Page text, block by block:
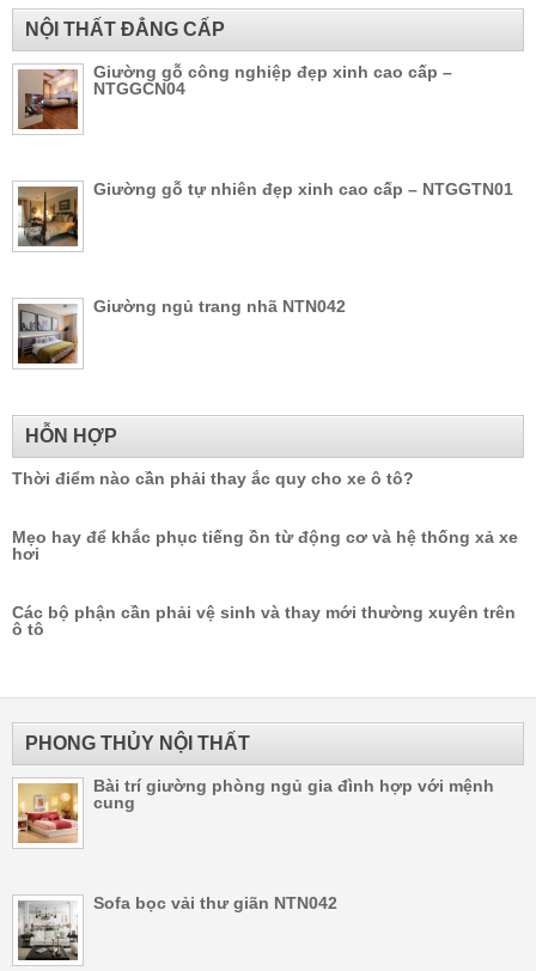
NỘI THẤT ĐẲNG CẤP
Giường gỗ công nghiệp đẹp xinh cao cấp –
NTGGCN04
Giường gỗ tự nhiên đẹp xinh cao cấp – NTGGTN01
Giường ngủ trang nhã NTN042
HỖN HỢP
Thời điểm nào cần phải thay ắc quy cho xe ô tô?
Mẹo hay để khắc phục tiếng ồn từ động cơ và hệ thống xả xe
hơi
Các bộ phận cần phải vệ sinh và thay mới thường xuyên trên
ô tô
PHONG THỦY NỘI THẤT
Bài trí giường phòng ngủ gia đình hợp với mệnh
cung
Sofa bọc vải thư giãn NTN042